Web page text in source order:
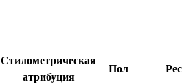
Стилометрическая
атрибуция
Пол